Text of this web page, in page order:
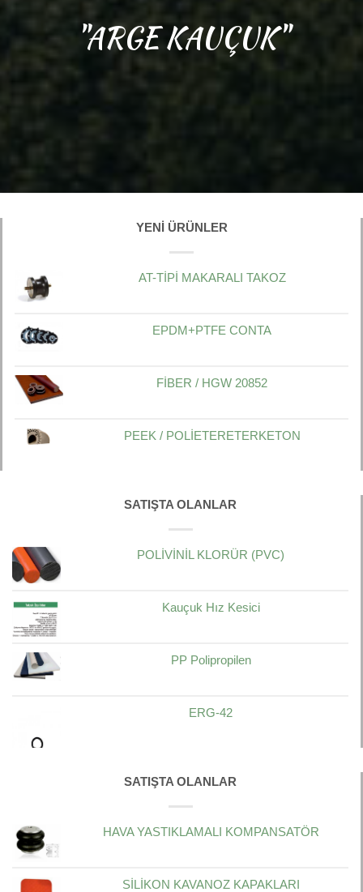
"ARGE KAUÇUK"
YENI ÜRÜNLER
AT-TİPİ MAKARALI TAKOZ
EPDM+PTFE CONTA
FİBER / HGW 20852
PEEK / POLİETERETERKETON
SATIŞTA OLANLAR
POLİVİNİL KLORÜR (PVC)
Kauçuk Hız Kesici
PP Polipropilen
ERG-42
SATIŞTA OLANLAR
HAVA YASTIKLAMALI KOMPANSATÖR
SİLİKON KAVANOZ KAPAKLARI